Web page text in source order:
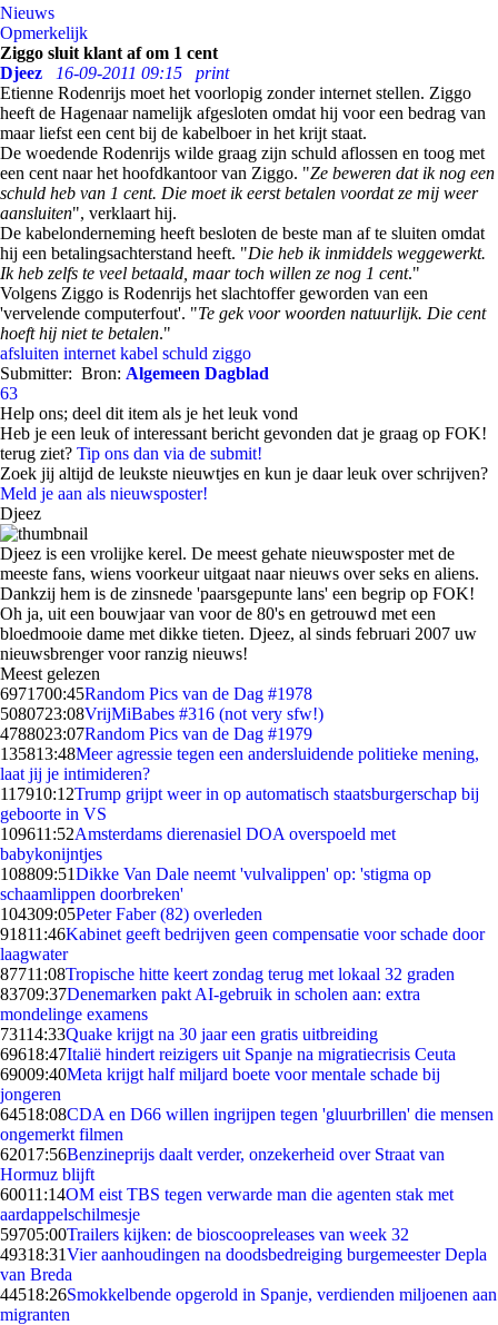
Nieuws
Opmerkelijk
Ziggo sluit klant af om 1 cent
Djeez
16-09-2011 09:15
print
Etienne Rodenrijs moet het voorlopig zonder internet stellen. Ziggo
heeft de Hagenaar namelijk afgesloten omdat hij voor een bedrag van
maar liefst een cent bij de kabelboer in het krijt staat.
De woedende Rodenrijs wilde graag zijn schuld aflossen en toog met
een cent naar het hoofdkantoor van Ziggo. "Ze beweren dat ik nog een
schuld heb van 1 cent. Die moet ik eerst betalen voordat ze mij weer
aansluiten", verklaart hij.
De kabelonderneming heeft besloten de beste man af te sluiten omdat
hij een betalingsachterstand heeft. "Die heb ik inmiddels weggewerkt.
Ik heb zelfs te veel betaald, maar toch willen ze nog 1 cent."
Volgens Ziggo is Rodenrijs het slachtoffer geworden van een
'vervelende computerfout'. "Te gek voor woorden natuurlijk. Die cent
hoeft hij niet te betalen."
afsluiten internet kabel schuld ziggo
Submitter: Bron: Algemeen Dagblad
63
Help ons; deel dit item als je het leuk vond
Heb je een leuk of interessant bericht gevonden dat je graag op FOK!
terug ziet? Tip ons dan via de submit!
Zoek jij altijd de leukste nieuwtjes en kun je daar leuk over schrijven?
Meld je aan als nieuwsposter!
Djeez
Djeez is een vrolijke kerel. De meest gehate nieuwsposter met de
meeste fans, wiens voorkeur uitgaat naar nieuws over seks en aliens.
Dankzij hem is de zinsnede 'paarsgepunte lans' een begrip op FOK!
Oh ja, uit een bouwjaar van voor de 80's en getrouwd met een
bloedmooie dame met dikke tieten. Djeez, al sinds februari 2007 uw
nieuwsbrenger voor ranzig nieuws!
Meest gelezen
6971700:45Random Pics van de Dag #1978
5080723:08VrijMiBabes #316 (not very sfw!)
4788023:07Random Pics van de Dag #1979
135813:48Meer agressie tegen een andersluidende politieke mening,
laat jij je intimideren?
117910:12Trump grijpt weer in op automatisch staatsburgerschap bij
geboorte in VS
109611:52Amsterdams dierenasiel DOA overspoeld met
babykonijntjes
108809:51Dikke Van Dale neemt 'vulvalippen' op: 'stigma op
schaamlippen doorbreken'
104309:05Peter Faber (82) overleden
91811:46Kabinet geeft bedrijven geen compensatie voor schade door
laagwater
87711:08Tropische hitte keert zondag terug met lokaal 32 graden
83709:37Denemarken pakt AI-gebruik in scholen aan: extra
mondelinge examens
73114:33Quake krijgt na 30 jaar een gratis uitbreiding
69618:47Italië hindert reizigers uit Spanje na migratiecrisis Ceuta
69009:40Meta krijgt half miljard boete voor mentale schade bij
jongeren
64518:08CDA en D66 willen ingrijpen tegen 'gluurbrillen' die mensen
ongemerkt filmen
62017:56Benzineprijs daalt verder, onzekerheid over Straat van
Hormuz blijft
60011:14OM eist TBS tegen verwarde man die agenten stak met
aardappelschilmesje
59705:00Trailers kijken: de bioscoopreleases van week 32
49318:31Vier aanhoudingen na doodsbedreiging burgemeester Depla
van Breda
44518:26Smokkelbende opgerold in Spanje, verdienden miljoenen aan
migranten